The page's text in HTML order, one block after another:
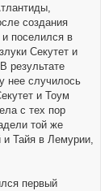
создания
поселился в
Секутет и
результате
нее случилось
и Тоум
с тех пор
той же
и Тайя в Лемурии,
первый